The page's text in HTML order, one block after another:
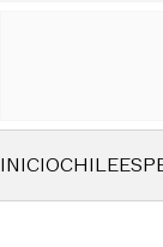
INICIOCHILE